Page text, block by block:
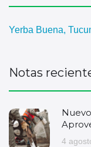
Yerba Buena,
Notas
4